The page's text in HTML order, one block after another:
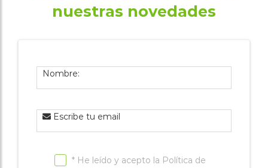
nuestras novedades
Nombre:
Escribe tu email
* He leído y acepto la Política de